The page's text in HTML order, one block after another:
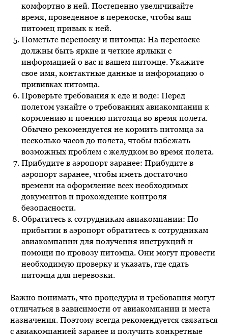
комфортно в ней. Постепенно увеличивайте
время, проведенное в переноске, чтобы ваш
питомец привык к ней.
Пометьте переноску и питомца: На переноске
должны быть яркие и четкие ярлыки с
информацией о вас и вашем питомце. Укажите
свое имя, контактные данные и информацию о
прививках питомца.
Проверьте требования к еде и воде: Перед
полетом узнайте о требованиях авиакомпании к
кормлению и поению питомца во время полета.
Обычно рекомендуется не кормить питомца за
несколько часов до полета, чтобы избежать
возможных проблем с желудком во время полета.
Прибудите в аэропорт заранее: Прибудите в
аэропорт заранее, чтобы иметь достаточно
времени на оформление всех необходимых
документов и прохождение контроля
безопасности.
Обратитесь к сотрудникам авиакомпании: По
прибытии в аэропорт обратитесь к сотрудникам
авиакомпании для получения инструкций и
помощи по провозу питомца. Они могут провести
необходимую проверку и указать, где сдать
питомца для перевозки.
Важно понимать, что процедуры и требования могут
отличаться в зависимости от авиакомпании и места
назначения. Поэтому всегда рекомендуется связаться
с авиакомпанией заранее и получить конкретные